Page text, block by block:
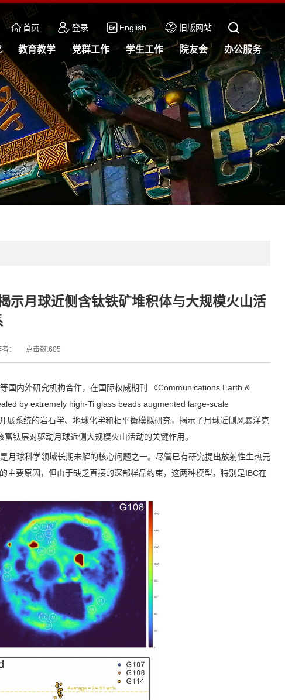
首页 登录 English 旧版网站
教育教学 党群工作 学生工作 院友会 办公服务
示月球近侧含钛铁矿堆积体与大规模火山活
： 点击数:605
国内外研究机构合作，在国际权威期刊 《Communications Earth &
by extremely high-Ti glass beads augmented large-scale
系统的岩石学、地球化学和相平衡模拟研究，揭示了月球近侧风暴洋克
富钛层对驱动月球近侧大规模火山活动的关键作用。
月球科学领域长期未解的核心问题之一。尽管已有研究提出放射性生热元
主要原因，但由于缺乏直接的深部样品约束，这两种模型，特别是IBC在